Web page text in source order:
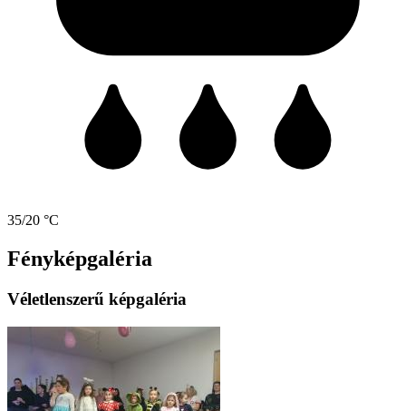
35/20 °C
Fényképgaléria
Véletlenszerű képgaléria